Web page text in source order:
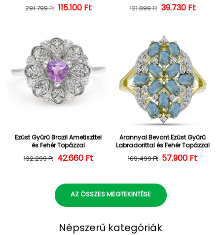
Normál ár
291.799 Ft Kedvezményes ár
115.100 Ft Normál ár
121.899 Ft 39.730 Ft
Ezüst Gyűrű Brazil Ametiszttel
és Fehér Topázzal
Normál ár
132.299 Ft Kedvezményes ár
42.660 Ft
Arannyal Bevont Ezüst Gyűrű
Labradorittal és Fehér Topázzal
Normál ár
169.499 Ft 57.900 Ft
AZ ÖSSZES MEGTEKINTÉSE
Népszerű kategóriák